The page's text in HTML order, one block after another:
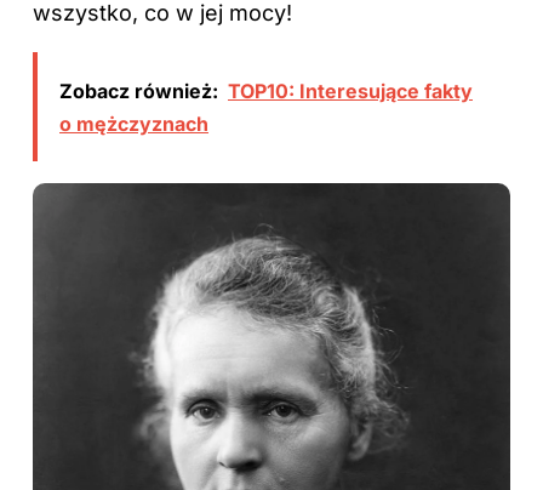
wszystko, co w jej mocy!
Zobacz również: TOP10: Interesujące fakty
o mężczyznach